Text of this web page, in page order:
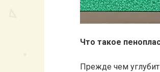
Что такое
Прежде чем